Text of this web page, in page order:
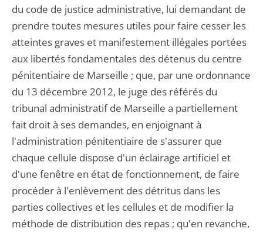
du code de justice administrative, lui demandant de
prendre toutes mesures utiles pour faire cesser les
atteintes graves et manifestement illégales portées
aux libertés fondamentales des détenus du centre
pénitentiaire de Marseille ; que, par une ordonnance
du 13 décembre 2012, le juge des référés du
tribunal administratif de Marseille a partiellement
fait droit à ses demandes, en enjoignant à
l'administration pénitentiaire de s'assurer que
chaque cellule dispose d'un éclairage artificiel et
d'une fenêtre en état de fonctionnement, de faire
procéder à l'enlèvement des détritus dans les
parties collectives et les cellules et de modifier la
méthode de distribution des repas ; qu'en revanche,